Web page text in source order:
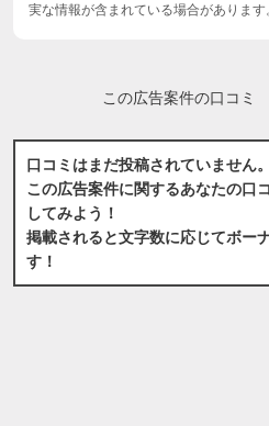
実な情報が含まれている場合があります
この広告案件の口コミ
口コミはまだ投稿されていません。
この広告案件に関するあなたの口
してみよう！
掲載されると文字数に応じてボー
す！